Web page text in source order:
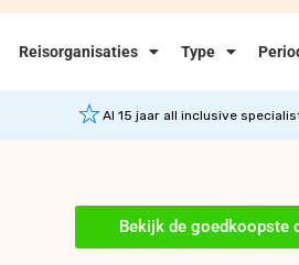
Reisorganisaties Type
Al 15 jaar all inclusive
Bekijk de goedkoopste